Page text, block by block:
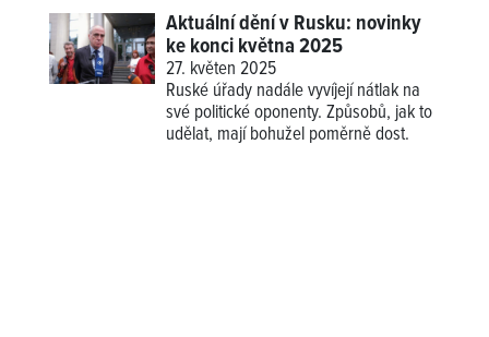
Aktuální dění v Rusku: novinky
ke konci května 2025
27. květen 2025
Ruské úřady nadále vyvíjejí nátlak na
své politické oponenty. Způsobů, jak to
udělat, mají bohužel poměrně dost.